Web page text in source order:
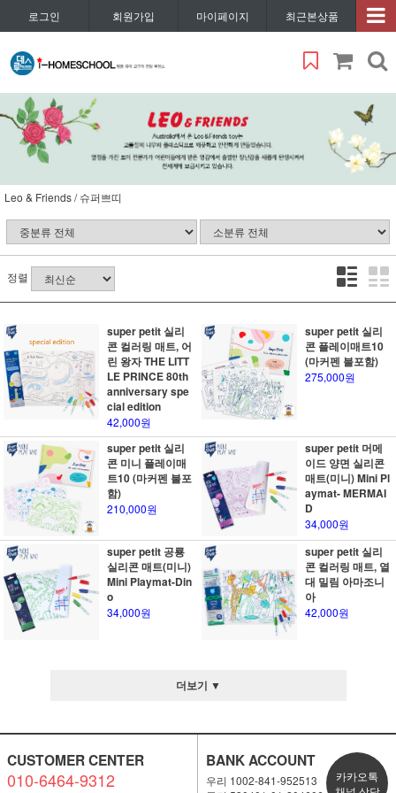
로그인 회원가입 마이페이지 최근본상품
Leo & Friends / 슈퍼쁘띠
정렬
super petit 실리
콘 컬러링 매트, 어
린 왕자 THE LITT
LE PRINCE 80th
anniversary spe
cial edition
42,000원
super petit 실리
콘 플레이매트10
(마커펜 불포함)
275,000원
super petit 실리
콘 미니 플레이매
트10 (마커펜 불포
함)
210,000원
super petit 머메
이드 양면 실리콘
매트(미니) Mini Pl
aymat- MERMAI
D
34,000원
super petit 공룡
실리콘 매트(미니)
Mini Playmat-Din
o
34,000원
super petit 실리
콘 컬러링 매트, 열
대 밀림 아마조니
아
42,000원
더보기 ▼
CUSTOMER CENTER
010-6464-9312
BANK ACCOUNT
우리 1002-841-952513
카카오톡